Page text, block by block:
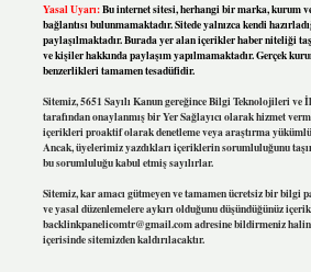
Yasal Uyarı:Bu internet sitesi, herhangi bir marka, kurum
bağlantısı bulunmamaktadır. Sitede yalnızca kendi
paylaşılmaktadır. Burada yer alan içerikler haber niteliği
ve kişiler hakkında paylaşım yapılmamaktadır. Gerçek
benzerlikleri tamamen tesadüfidir.
Sitemiz, 5651 Sayılı Kanun gereğince Bilgi Teknolojileri
tarafından onaylanmış bir Yer Sağlayıcı olarak hizmet
içerikleri proaktif olarak denetleme veya araştırma
Ancak, üyelerimiz yazdıkları içeriklerin sorumluluğunu
bu sorumluluğu kabul etmiş sayılırlar.
Sitemiz, kar amacı gütmeyen ve tamamen ücretsiz bir bilgi
ve yasal düzenlemelere aykırı olduğunu düşündüğünüz
backlinkpanelicomtr@gmail.comadresine bildirmeniz
içerisinde sitemizden kaldırılacaktır.